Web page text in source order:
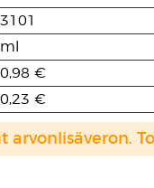
€
€
arvonlisäveron.